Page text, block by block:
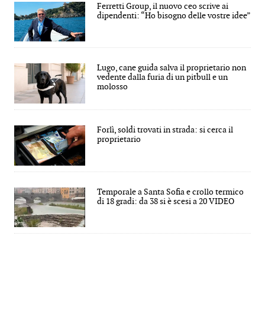
Ferretti Group, il nuovo ceo scrive ai
dipendenti: “Ho bisogno delle vostre idee”
Lugo, cane guida salva il proprietario non
vedente dalla furia di un pitbull e un
molosso
Forlì, soldi trovati in strada: si cerca il
proprietario
Temporale a Santa Sofia e crollo termico
di 18 gradi: da 38 si è scesi a 20 VIDEO